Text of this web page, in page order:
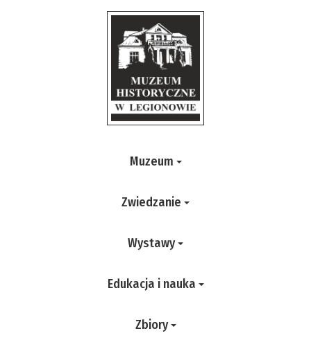
Muzeum
Zwiedzanie
Wystawy
Edukacja i nauka
Zbiory